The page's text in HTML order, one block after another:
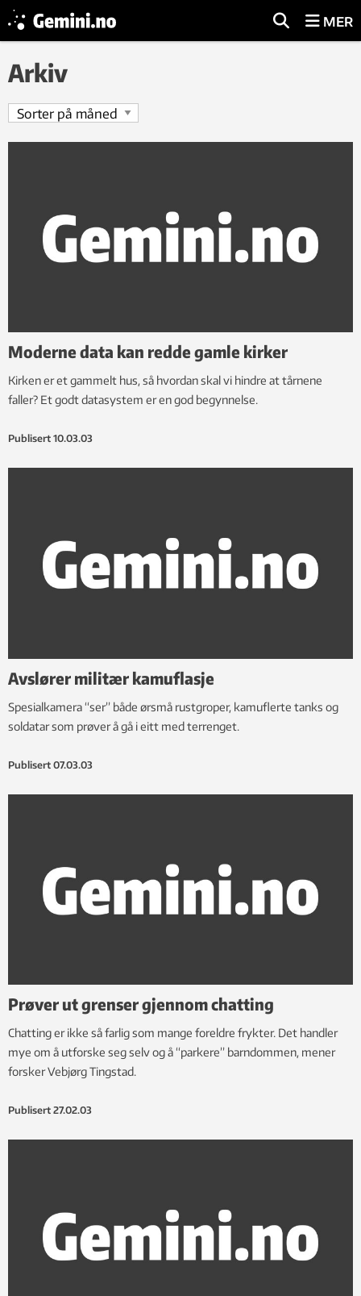
MER
Arkiv
Moderne data kan redde gamle kirker
Kirken er et gammelt hus, så hvordan skal vi hindre at tårnene
faller? Et godt datasystem er en god begynnelse.
Publisert 10.03.03
Avslører militær kamuflasje
Spesialkamera “ser” både ørsmå rustgroper, kamuflerte tanks og
soldatar som prøver å gå i eitt med terrenget.
Publisert 07.03.03
Prøver ut grenser gjennom chatting
Chatting er ikke så farlig som mange foreldre frykter. Det handler
mye om å utforske seg selv og å “parkere” barndommen, mener
forsker Vebjørg Tingstad.
Publisert 27.02.03